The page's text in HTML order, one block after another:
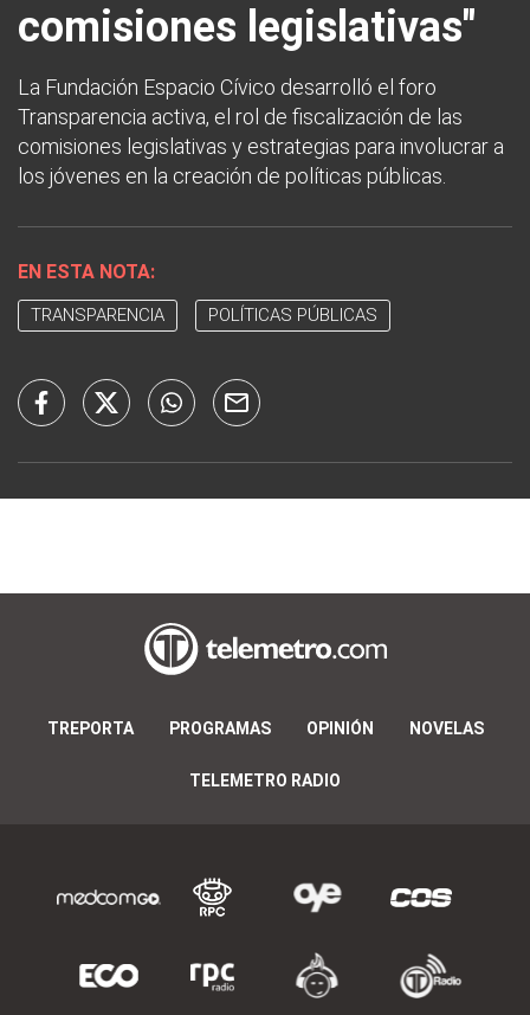
comisiones legislativas"
La Fundación Espacio Cívico desarrolló el foro
Transparencia activa, el rol de fiscalización de las
comisiones legislativas y estrategias para involucrar a
los jóvenes en la creación de políticas públicas.
EN ESTA NOTA:
TRANSPARENCIA POLÍTICAS PÚBLICAS
TREPORTA PROGRAMAS OPINIÓN NOVELAS
TELEMETRO RADIO